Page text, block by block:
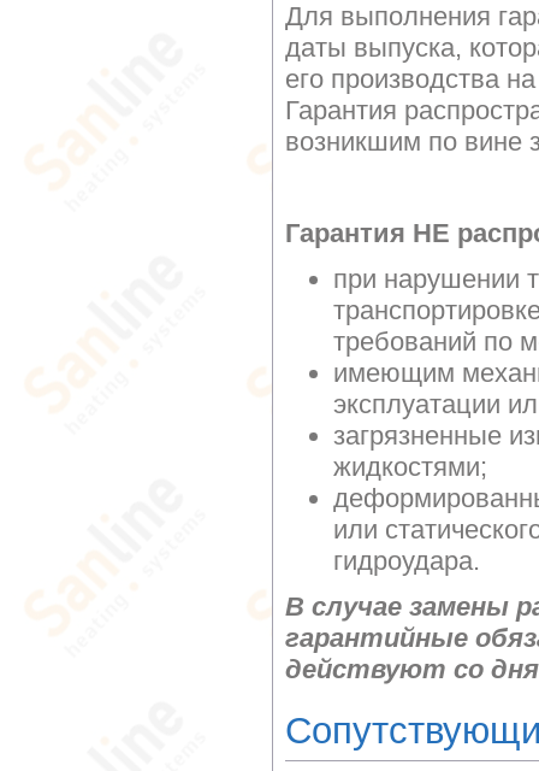
Для выполнения
даты выпуска,
его производства
Гарантия
возникшим по вине
Гарантия НЕ
при нарушении
требований по
имеющим
эксплуатации
загрязненные
жидкостями;
или
гидроудара.
В случае замены
гарантийные
действуют со